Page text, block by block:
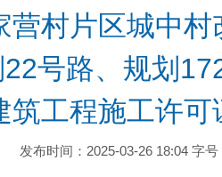
营村片区城中
22号路、规划
筑工程施工许
发布时间：2025-03-26 18:04 字号